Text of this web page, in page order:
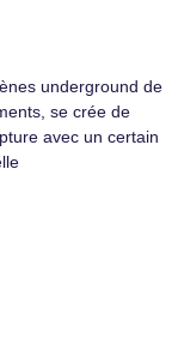
underground de
se crée de
avec un certain